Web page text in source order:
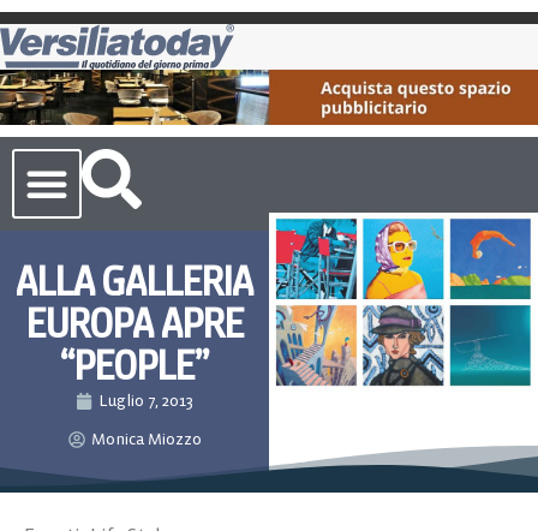
ALLA GALLERIA
EUROPA APRE
“PEOPLE”
Luglio 7, 2013
Monica Miozzo